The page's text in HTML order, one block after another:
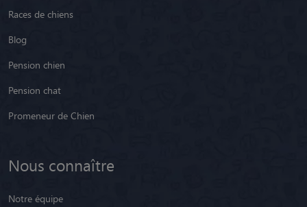
Races de chiens
Blog
Pension chien
Pension chat
Promeneur de Chien
Nous connaître
Notre équipe